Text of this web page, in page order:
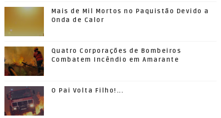
Mais de Mil Mortos no Paquistão Devido a
Onda de Calor
Quatro Corporações de Bombeiros
Combatem Incêndio em Amarante
O Pai Volta Filho!...